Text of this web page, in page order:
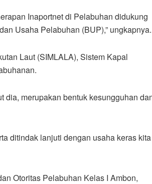
Inaportnet di Pelabuhan didukung
Usaha Pelabuhan (BUP),” ungkapnya.
Laut (SIMLALA), Sistem Kapal
dia, merupakan bentuk kesungguhan
ditindak lanjuti dengan usaha keras kita
Otoritas Pelabuhan Kelas I Ambon,